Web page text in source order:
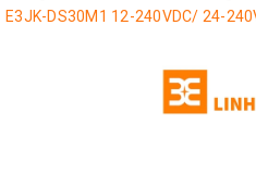
E3JK-DS30M1 12-240VDC/ 24-